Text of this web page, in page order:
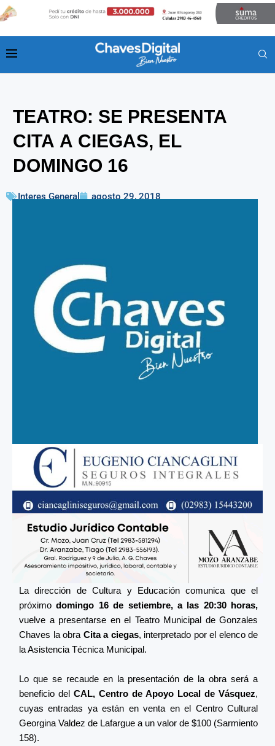
TEATRO: SE PRESENTA
CITA A CIEGAS, EL
DOMINGO 16
Interes General agosto 29, 2018
La dirección de Cultura y Educación comunica que el
próximodomingo 16 de setiembre, a las 20:30 horas,
vuelve a presentarse en el Teatro Municipal de Gonzales
Chaves la obra Cita a ciegas, interpretado por el elenco de
la Asistencia Técnica Municipal.
Lo que se recaude en la presentación de la obra será a
beneficio del CAL, Centro de Apoyo Local de Vásquez,
cuyas entradas ya están en venta en el Centro Cultural
Georgina Valdez de Lafargue a un valor de $100 (Sarmiento
158).